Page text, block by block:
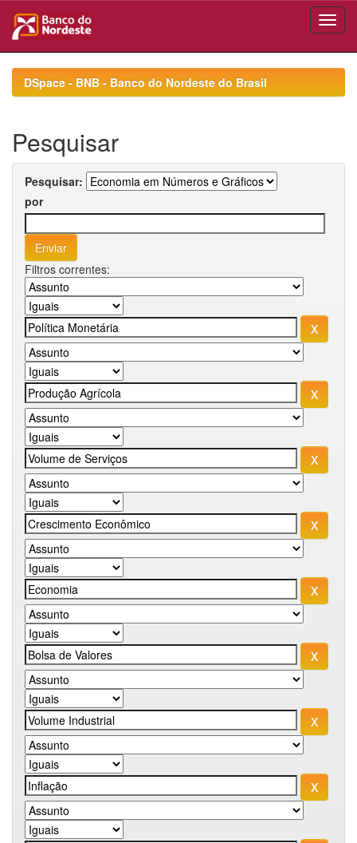
navigationDSpace - BNB - Banco do Nordeste do Brasil
Pesquisar
Pesquisar:
por
Filtros correntes: